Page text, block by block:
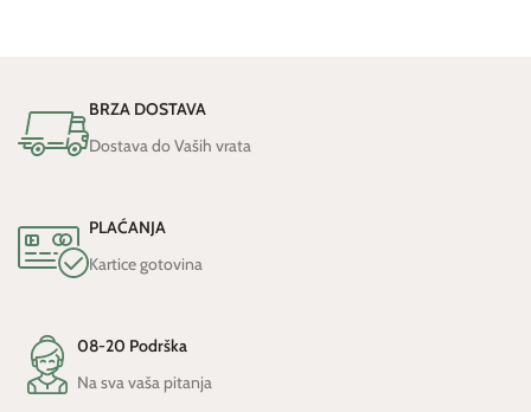
BRZA DOSTAVA
Dostava do Vaših vrata
PLAĆANJA
Kartice gotovina
08-20 Podrška
Na sva vaša pitanja